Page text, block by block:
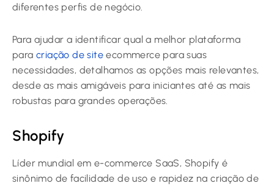
diferentes perfis de negócio.
Para ajudar a identificar qual a melhor plataforma
para criação de site ecommerce para suas
necessidades, detalhamos as opções mais relevantes,
desde as mais amigáveis para iniciantes até as mais
robustas para grandes operações.
Shopify
Líder mundial em e-commerce SaaS, Shopify é
sinônimo de facilidade de uso e rapidez na criação de